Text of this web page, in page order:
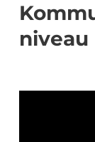
niveau